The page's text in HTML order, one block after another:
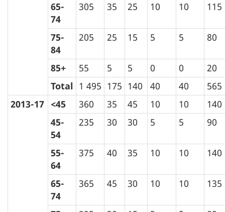
65-
74
305 35 25 10 10 115
75-
84
205 25 15 5 5 80
85+ 55 5 5 0 0
20
Total 1 495 175 140 40 40
565
2013-17 <45 360 35 45 10 10
140
45-
54
235 30 30 5 5 90
55-
64
375 40 35 10 10 140
65-
74
365 45 30 10 10 135